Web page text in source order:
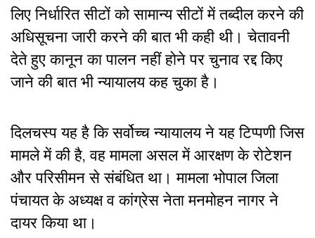
लिए निर्धारित सीटों को सामान्य सीटों में तब्दील करने की
अधिसूचना जारी करने की बात भी कही थी। चेतावनी
देते हुए कानून का पालन नहीं होने पर चुनाव रद्द किए
जाने की बात भी न्यायालय कह चुका है।
दिलचस्प यह है कि सर्वोच्च न्यायालय ने यह टिप्पणी जिस
मामले में की है, वह मामला असल में आरक्षण के रोटेशन
और परिसीमन से संबंधित था। मामला भोपाल जिला
पंचायत के अध्यक्ष व कांग्रेस नेता मनमोहन नागर ने
दायर किया था।